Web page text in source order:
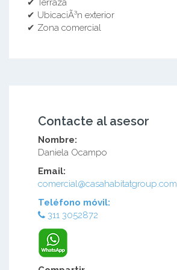
✔ Terraza
✔ UbicaciÃ³n exterior
✔ Zona comercial
Contacte al asesor
Nombre:
Daniela Ocampo
Email:
comercial@casahabitatgroup.com
Teléfono móvil:
311 3052872